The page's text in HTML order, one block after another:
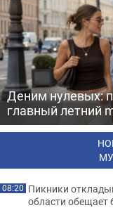
Деним нулевых:
главный летний
08:20 Пикники
области